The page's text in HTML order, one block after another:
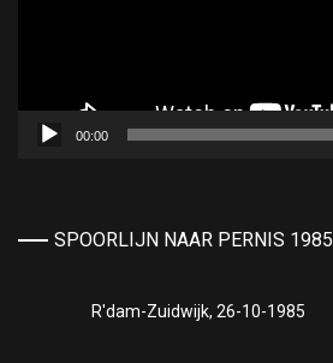
00:00
SPOORLIJN NAAR PERNIS 1985
R'dam-Zuidwijk, 26-10-1985